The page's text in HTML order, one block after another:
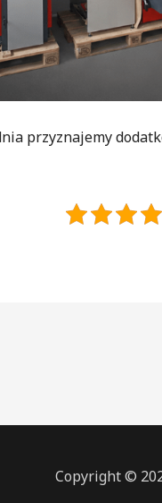
przyznajemy
Copyright ©